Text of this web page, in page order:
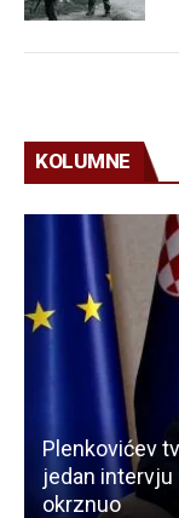
KOLUMNE
Plenkovićev
jedan
okrznuo